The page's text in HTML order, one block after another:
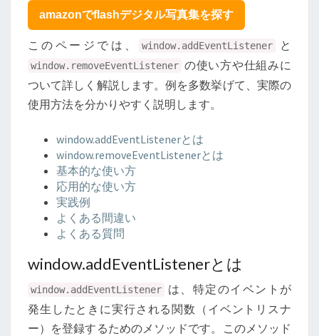
ー
を
使
こ
な
す
amazonでflashデジタル写真集を探す
このページでは、 window.addEventListener と
window.removeEventListener の使い方や仕組みに
ついて詳しく解説します。例を多数挙げて、実際の
使用方法を分かりやすく説明します。
window.addEventListenerとは
window.removeEventListenerとは
基本的な使い方
応用的な使い方
実践例
よくある間違い
よくある質問
window.addEventListenerとは
window.addEventListener
は、特定のイベントが
発生したときに実行される関数（イベントリスナ
ー）を登録するためのメソッドです。このメソッド